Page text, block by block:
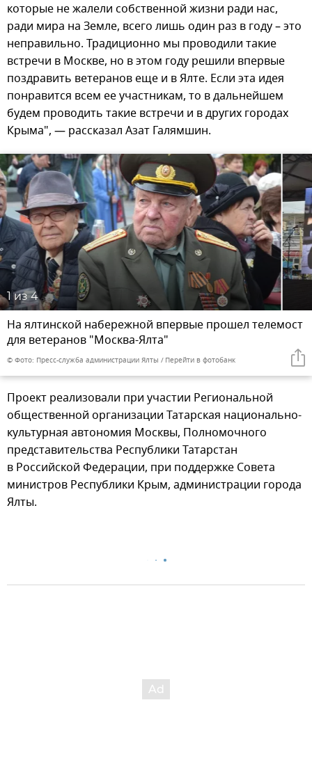
которые не жалели собственной жизни ради нас,
ради мира на Земле, всего лишь один раз в году – это
неправильно. Традиционно мы проводили такие
встречи в Москве, но в этом году решили впервые
поздравить ветеранов еще и в Ялте. Если эта идея
понравится всем ее участникам, то в дальнейшем
будем проводить такие встречи и в других городах
Крыма", — рассказал Азат Галямшин.
1из 4
На ялтинской набережной впервые прошел телемост
для ветеранов "Москва-Ялта"
© Фото: Пресс-служба администрации Ялты Перейти в фотобанк
Проект реализовали при участии Региональной
общественной организации Татарская национально-
культурная автономия Москвы, Полномочного
представительства Республики Татарстан
в Российской Федерации, при поддержке Совета
министров Республики Крым, администрации города
Ялты.